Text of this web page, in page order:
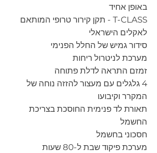
באופן אחיד
T-CLASS - תקן קירור טרופי המותאם
לאקלים הישראלי
סידור גמיש של החלל הפנימי
מערכת לניטרול ריחות
זמזם התראה לדלת פתוחה
4 גלגלים עם מעצור להזזה נוחה של
המקרר וקיבועו
תאורת לד פנימית החוסכת בצריכת
החשמל
חסכוני בחשמל
מערכת פיקוד שבת ל-80 שעות